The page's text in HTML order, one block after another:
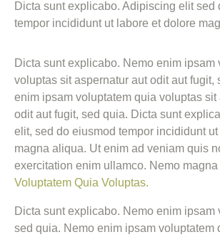
Dicta sunt explicabo. Adipiscing elit sed
tempor incididunt ut labore et dolore
Dicta sunt explicabo. Nemo enim ipsam
voluptas sit aspernatur aut odit aut fugit,
enim ipsam voluptatem quia voluptas sit
odit aut fugit, sed quia. Dicta sunt
elit, sed do eiusmod tempor incididunt
magna aliqua. Ut enim ad veniam quis
exercitation enim ullamco. Nemo
Voluptatem Quia Voluptas.
Dicta sunt explicabo. Nemo enim
sed quia. Nemo enim ipsam